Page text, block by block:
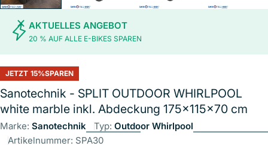
AKTUELLES ANGEBOT
20 % AUF ALLE E-BIKES SPAREN
JETZT 15%SPAREN
Sanotechnik - SPLIT OUTDOOR WHIRLPOOL
white marble inkl. Abdeckung 175x115x70 cm
Marke: Sanotechnik Typ: Outdoor Whirlpool
Artikelnummer: SPA30